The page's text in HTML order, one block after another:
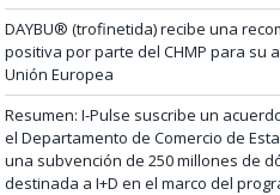
DAYBU® (trofinetida) recibe una
positiva por parte del CHMP para su
Unión Europea
Resumen: I-Pulse suscribe un
el Departamento de Comercio de
una subvención de 250 millones de
destinada a I+D en el marco del